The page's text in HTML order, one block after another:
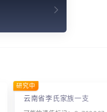
云南省李氏家族一支
研究中